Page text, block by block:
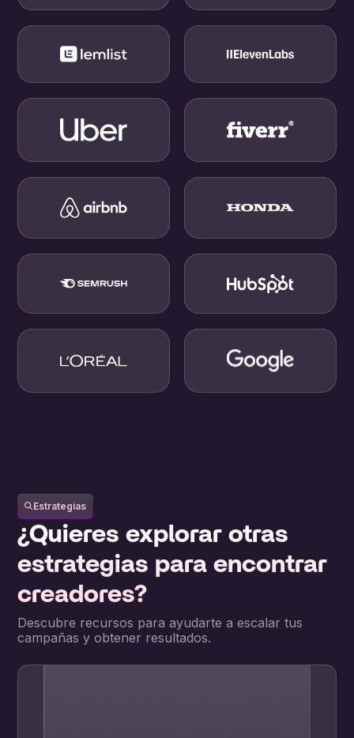
Estrategias
¿Quieres explorar otras
estrategias para encontrar
creadores?
Descubre recursos para ayudarte a escalar tus
campañas y obtener resultados.